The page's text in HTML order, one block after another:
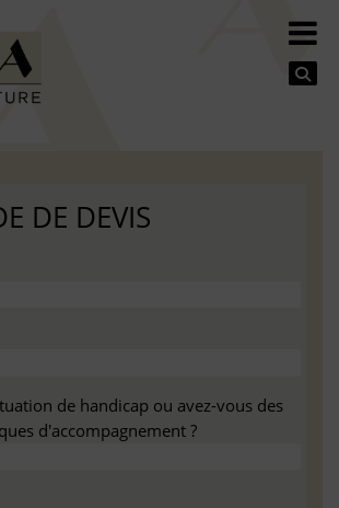
DE DEVIS
de handicap ou avez-vous des
d'accompagnement ?